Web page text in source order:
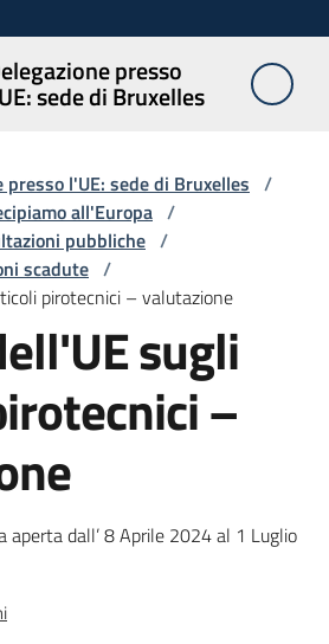
presso
sede di Bruxelles
presso l'UE: sede di Bruxelles /
all'Europa /
pubbliche /
scadute /
pirotecnici – valutazione
sugli
–
aperta dall’ 8 Aprile 2024 al 1 Luglio